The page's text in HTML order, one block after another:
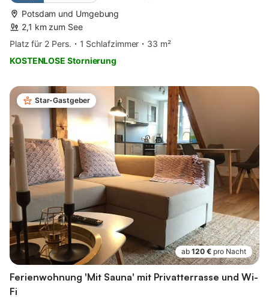
Potsdam und Umgebung
2,1 km zum See
Platz für 2 Pers.
1 Schlafzimmer
33 m²
KOSTENLOSE Stornierung
Star-Gastgeber
ab 120 € pro Nacht
Ferienwohnung 'Mit Sauna' mit Privatterrasse und Wi-
Fi